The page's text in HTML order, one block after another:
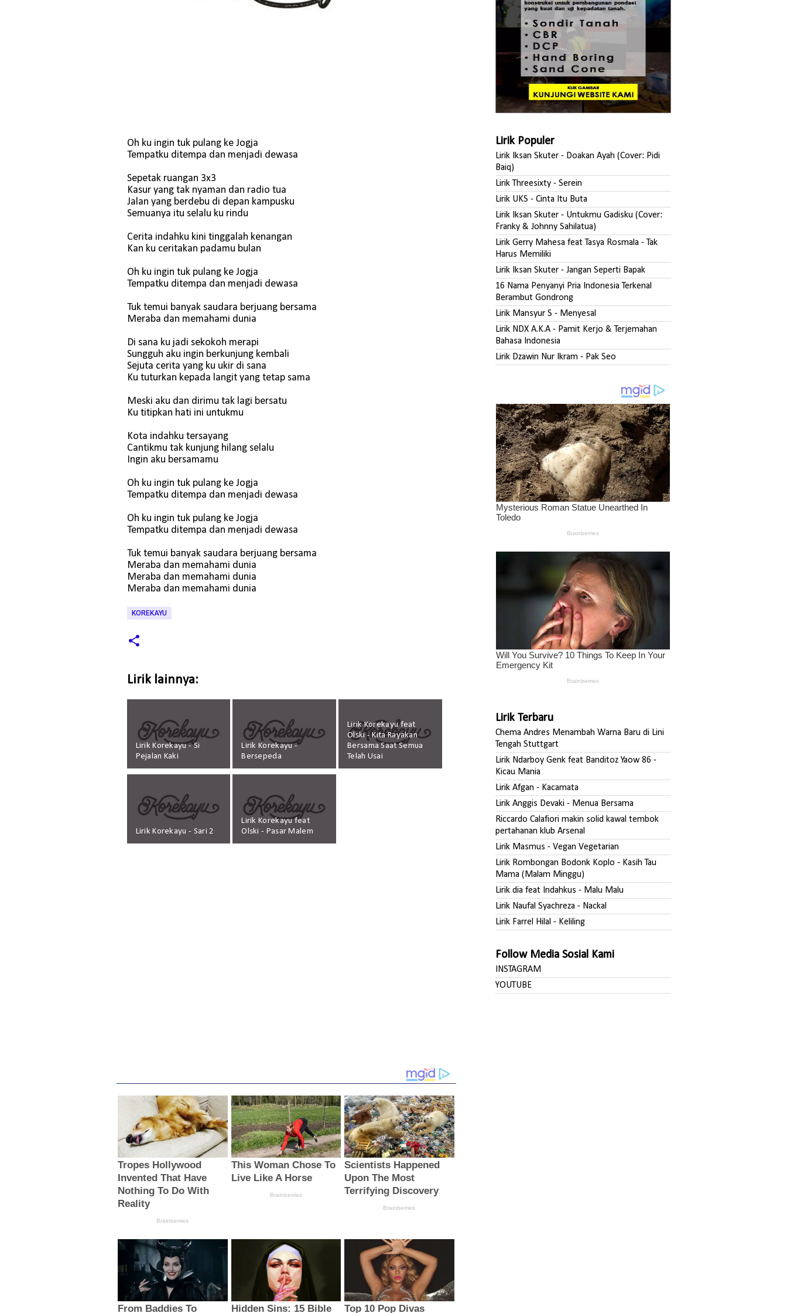
Oh ku ingin tuk pulang ke Jogja
Tempatku ditempa dan menjadi dewasa
Sepetak ruangan 3x3
Kasur yang tak nyaman dan radio tua
Jalan yang berdebu di depan kampusku
Semuanya itu selalu ku rindu
Cerita indahku kini tinggalah kenangan
Kan ku ceritakan padamu bulan
Oh ku ingin tuk pulang ke Jogja
Tempatku ditempa dan menjadi dewasa
Tuk temui banyak saudara berjuang bersama
Meraba dan memahami dunia
Di sana ku jadi sekokoh merapi
Sungguh aku ingin berkunjung kembali
Sejuta cerita yang ku ukir di sana
Ku tuturkan kepada langit yang tetap sama
Meski aku dan dirimu tak lagi bersatu
Ku titipkan hati ini untukmu
Kota indahku tersayang
Cantikmu tak kunjung hilang selalu
Ingin aku bersamamu
Oh ku ingin tuk pulang ke Jogja
Tempatku ditempa dan menjadi dewasa
Oh ku ingin tuk pulang ke Jogja
Tempatku ditempa dan menjadi dewasa
Tuk temui banyak saudara berjuang bersama
Meraba dan memahami dunia
Meraba dan memahami dunia
Meraba dan memahami dunia
KOREKAYU
Lirik lainnya:
Lirik Korekayu - Si
Pejalan Kaki
Lirik Korekayu -
Bersepeda
Lirik Korekayu feat
Olski - Kita Rayakan
Bersama Saat Semua
Telah Usai
Lirik Korekayu - Sari 2
Lirik Korekayu feat
Olski - Pasar Malem
Lirik Populer
Lirik Iksan Skuter - Doakan Ayah (Cover: Pidi
Baiq)
Lirik Threesixty - Serein
Lirik UKS - Cinta Itu Buta
Lirik Iksan Skuter - Untukmu Gadisku (Cover:
Franky & Johnny Sahilatua)
Lirik Gerry Mahesa feat Tasya Rosmala - Tak
Harus Memiliki
Lirik Iksan Skuter - Jangan Seperti Bapak
16 Nama Penyanyi Pria Indonesia Terkenal
Berambut Gondrong
Lirik Mansyur S - Menyesal
Lirik NDX A.K.A - Pamit Kerjo & Terjemahan
Bahasa Indonesia
Lirik Dzawin Nur Ikram - Pak Seo
Lirik Terbaru
Chema Andres Menambah Warna Baru di Lini
Tengah Stuttgart
Lirik Ndarboy Genk feat Banditoz Yaow 86 -
Kicau Mania
Lirik Afgan - Kacamata
Lirik Anggis Devaki - Menua Bersama
Riccardo Calafiori makin solid kawal tembok
pertahanan klub Arsenal
Lirik Masmus - Vegan Vegetarian
Lirik Rombongan Bodonk Koplo - Kasih Tau
Mama (Malam Minggu)
Lirik dia feat Indahkus - Malu Malu
Lirik Naufal Syachreza - Nackal
Lirik Farrel Hilal - Keliling
Follow Media Sosial Kami
INSTAGRAM
YOUTUBE